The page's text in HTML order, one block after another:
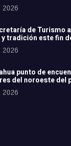
2026
de Turismo
tradición este fin
2026
punto de
del noroeste del
2026